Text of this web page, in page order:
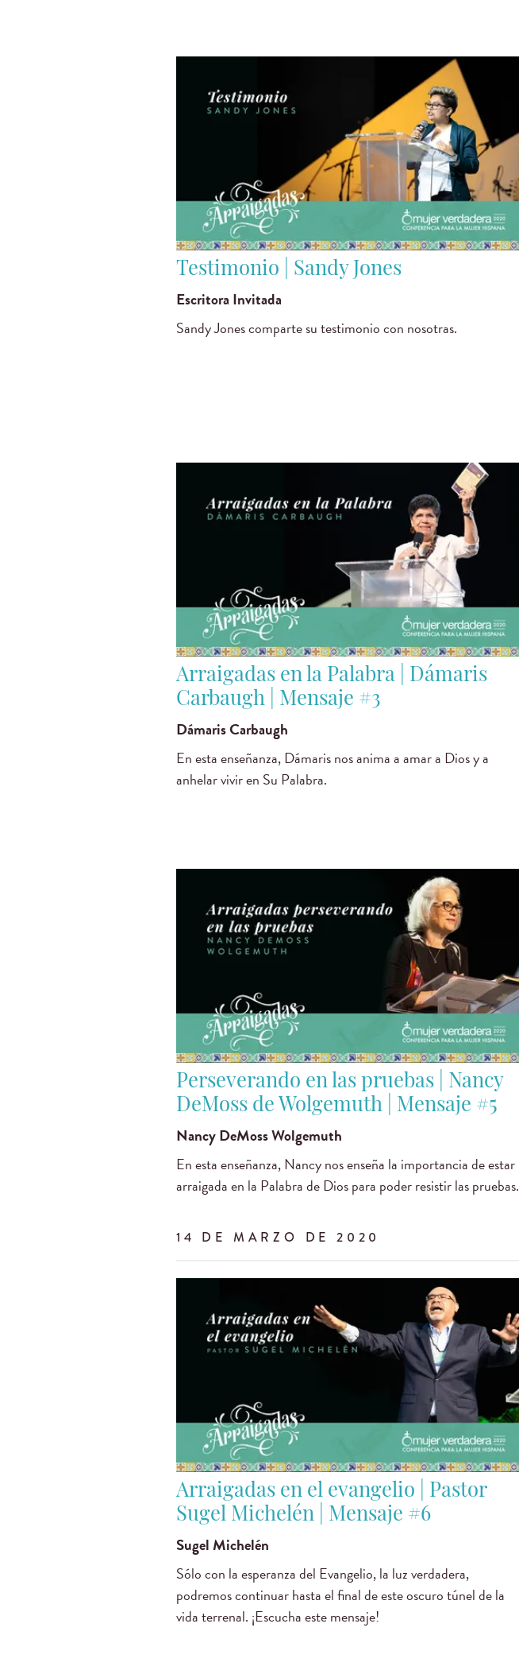
Testimonio | Sandy Jones
Escritora Invitada
Sandy Jones comparte su testimonio con nosotras.
Arraigadas en la Palabra | Dámaris
Carbaugh | Mensaje #3
Dámaris Carbaugh
En esta enseñanza, Dámaris nos anima a amar a Dios y a
anhelar vivir en Su Palabra.
Perseverando en las pruebas | Nancy
DeMoss de Wolgemuth | Mensaje #5
Nancy DeMoss Wolgemuth
En esta enseñanza, Nancy nos enseña la importancia de estar
arraigada en la Palabra de Dios para poder resistir las pruebas.
14 DE MARZO DE 2020
Arraigadas en el evangelio | Pastor
Sugel Michelén | Mensaje #6
Sugel Michelén
Sólo con la esperanza del Evangelio, la luz verdadera,
podremos continuar hasta el final de este oscuro túnel de la
vida terrenal. ¡Escucha este mensaje!